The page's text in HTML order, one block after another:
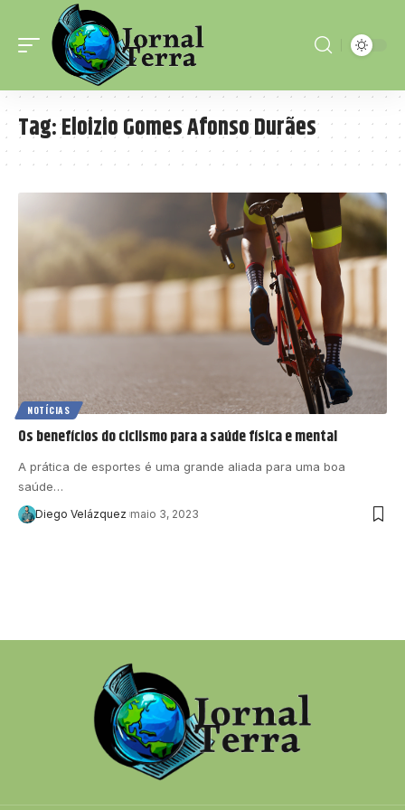
Tag:Eloizio Gomes Afonso Durães
NOTÍCIAS
Os benefícios do ciclismo para a saúde física e mental
A prática de esportes é uma grande aliada para uma boa
saúde…
Diego Velázquez maio 3, 2023